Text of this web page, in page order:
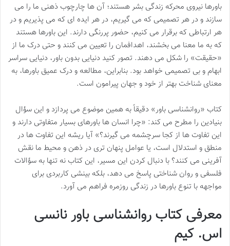
باورها نیروی محرکه زندگی بشر هستند؛ آن ها چارچوب ذهنی ما را می
سازند و در هر تصمیمی که می گیریم، در هر ایده ای که می پذیریم و در
هر ارتباطی که برقرار می کنیم، حضور پررنگی دارند. این باورها هستند
که به ما معنا می بخشند، اهدافمان را تعیین می کنند و حتی درک ما از
«حقیقت» را شکل می دهند. تصور کنید دنیایی بدون باور، دنیایی سراسر
ابهام و بی تصمیمی خواهد بود. بنابراین، مطالعه و درک عمیق باورها، به
معنای شناخت بهتر از خود و جهان پیرامون است.
کتاب «روانشناسی باور» دقیقاً به همین موضوع می پردازد و این سؤال
بنیادین را مطرح می کند: «چرا انسان ها باورهای بسیار متفاوتی دارند و
این تفاوت ها از کجا سرچشمه می گیرند؟» آیا ریشه این تفاوت ها در
منطق و استدلال است، یا عوامل پنهان تری در ذهن و محیط ما نقش
آفرینی می کنند؟ با دنبال کردن این مسیر، این کتاب نه تنها به سؤالات
فلسفی و روان شناختی پاسخ می دهد، بلکه بینشی کاربردی برای
مواجهه با تنوع باورها در زندگی روزمره فراهم می آورد.
معرفی کتاب روانشناسی باور نانسی
اس. کیم